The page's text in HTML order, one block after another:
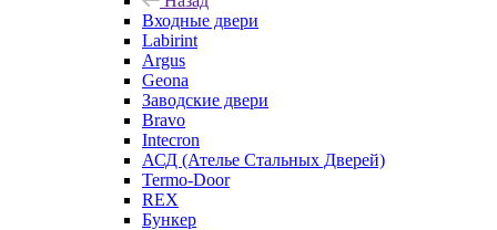
Входные двери
Labirint
Argus
Geona
Заводские двери
Bravo
Intecron
АСД (Ателье Стальных Дверей)
Termo-Door
REX
Бункер